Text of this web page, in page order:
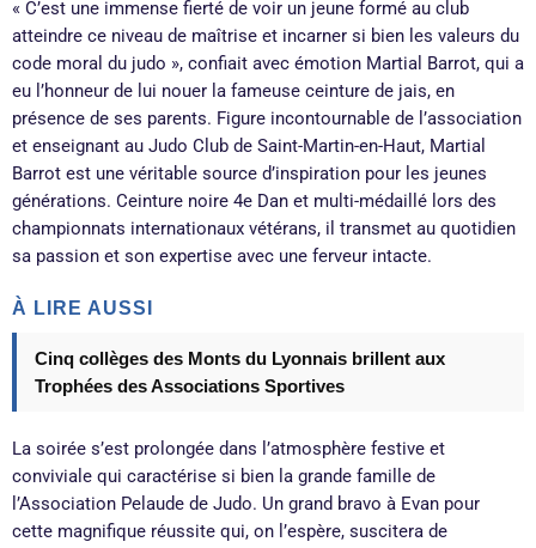
« C’est une immense fierté de voir un jeune formé au club
atteindre ce niveau de maîtrise et incarner si bien les valeurs du
code moral du judo », confiait avec émotion Martial Barrot, qui a
eu l’honneur de lui nouer la fameuse ceinture de jais, en
présence de ses parents. Figure incontournable de l’association
et enseignant au Judo Club de Saint-Martin-en-Haut, Martial
Barrot est une véritable source d’inspiration pour les jeunes
générations. Ceinture noire 4e Dan et multi-médaillé lors des
championnats internationaux vétérans, il transmet au quotidien
sa passion et son expertise avec une ferveur intacte.
À LIRE AUSSI
Cinq collèges des Monts du Lyonnais brillent aux
Trophées des Associations Sportives
La soirée s’est prolongée dans l’atmosphère festive et
conviviale qui caractérise si bien la grande famille de
l’Association Pelaude de Judo. Un grand bravo à Evan pour
cette magnifique réussite qui, on l’espère, suscitera de